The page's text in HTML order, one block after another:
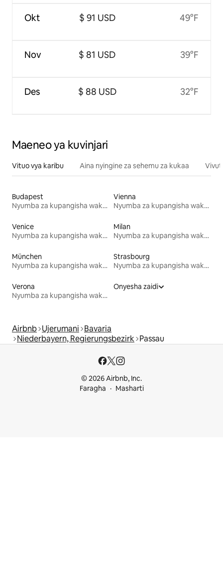
Okt
Nov
Des
$ 91 USD
$ 81 USD
$ 88 USD
49°F
39°F
32°F
Maeneo ya kuvinjari
Vituo vya karibu Aina nyingine za sehemu za kukaa
Budapest
Nyumba za kupangisha wakati wa likizo
Vienna
Nyumba za kupangisha wakati wa likizo
Venice
Nyumba za kupangisha wakati wa likizo
Milan
Nyumba za kupangisha wakati wa likizo
München
Nyumba za kupangisha wakati wa likizo
Strasbourg
Nyumba za kupangisha wakati wa likizo
Verona
Nyumba za kupangisha wakati wa likizo
Onyesha zaidi
Airbnb Ujerumani Bavaria
Niederbayern, Regierungsbezirk Passau
© 2026 Airbnb, Inc.
Faragha
Masharti